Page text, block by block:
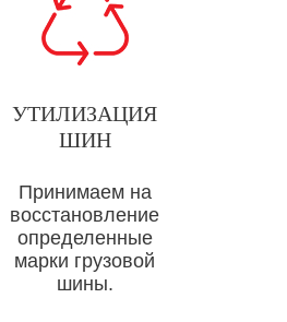
УТИЛИЗАЦИЯ
ШИН
Принимаем на
восстановление
определенные
марки грузовой
шины.